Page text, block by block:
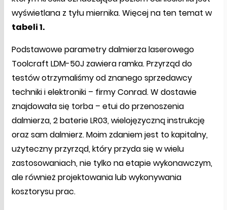
wyświetlana z tyłu miernika. Więcej na ten temat w
tabeli 1.
Podstawowe parametry dalmierza laserowego
Toolcraft LDM-50J zawiera ramka. Przyrząd do
testów otrzymaliśmy od znanego sprzedawcy
techniki i elektroniki – firmy Conrad. W dostawie
znajdowała się torba – etui do przenoszenia
dalmierza, 2 baterie LR03, wielojęzyczną instrukcję
oraz sam dalmierz. Moim zdaniem jest to kapitalny,
użyteczny przyrząd, który przyda się w wielu
zastosowaniach, nie tylko na etapie wykonawczym,
ale również projektowania lub wykonywania
kosztorysu prac.